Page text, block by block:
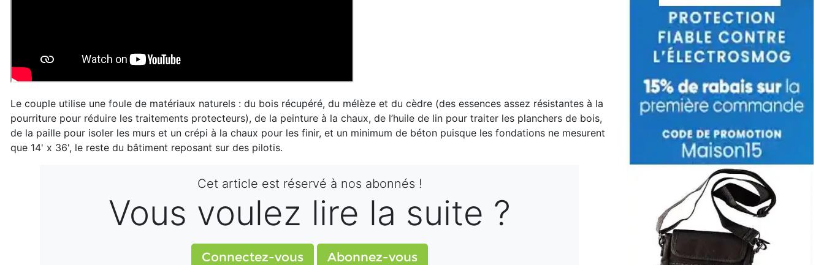
Le couple utilise une foule de matériaux naturels : du bois récupéré, du mélèze et du cèdre (des essences assez résistantes à la
pourriture pour réduire les traitements protecteurs), de la peinture à la chaux, de l’huile de lin pour traiter les planchers de bois,
de la paille pour isoler les murs et un crépi à la chaux pour les finir, et un minimum de béton puisque les fondations ne mesurent
que 14' x 36', le reste du bâtiment reposant sur des pilotis.
Cet article est réservé à nos abonnés !
Vous voulez lire la suite ?
Connectez-vous Abonnez-vous